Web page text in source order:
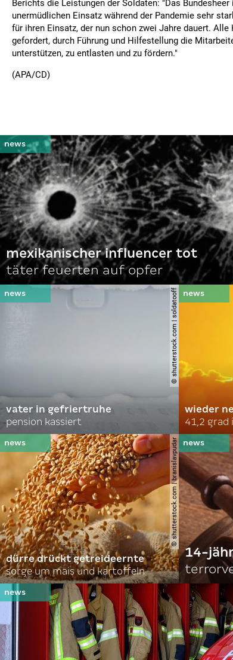
Berichts die Leistungen der Soldaten: "Das
unermüdlichen Einsatz während der Pandemie sehr
für ihren Einsatz, der nun schon zwei Jahre dauert. Alle
gefordert, durch Führung und Hilfestellung die
unterstützen, zu entlasten und zu fördern."
(APA/CD)
mexikanischer influencer tot
täter feuerten auf opfer
© shutterstock.com | soldatooff
vater in gefriertruhe
pension kassiert
wieder
41,2
© shutterstock.com | branislavpudar
dürre drückt getreideernte
sorge um mais und kartoffeln
14-